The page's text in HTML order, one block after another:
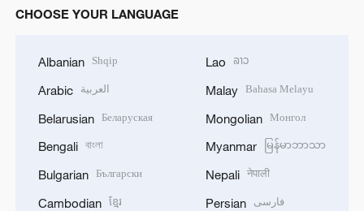
CHOOSE YOUR LANGUAGE
Albanian Shqip
Arabic العربية
Belarusian Беларуская
Bengali বাংলা
Bulgarian Български
Cambodian ខ្មែរ
Lao ລາວ
Malay Bahasa Melayu
Mongolian Монгол
Myanmar မြန်မာဘာသာ
Nepali नेपाली
Persian فارسی